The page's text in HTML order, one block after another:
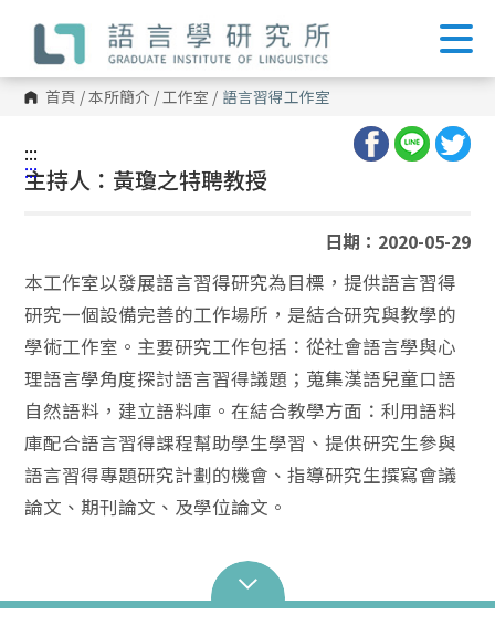
內
容 首頁 /本所簡介 /工作室 / 語言習得工作室
:::
:::
主持人：黃瓊之特聘教授
日期：2020-05-29
本工作室以發展語言習得研究為目標，提供語言習得
研究一個設備完善的工作場所，是結合研究與教學的
學術工作室。主要研究工作包括：從社會語言學與心
理語言學角度探討語言習得議題；蒐集漢語兒童口語
自然語料，建立語料庫。在結合教學方面：利用語料
庫配合語言習得課程幫助學生學習、提供研究生參與
語言習得專題研究計劃的機會、指導研究生撰寫會議
論文、期刊論文、及學位論文。